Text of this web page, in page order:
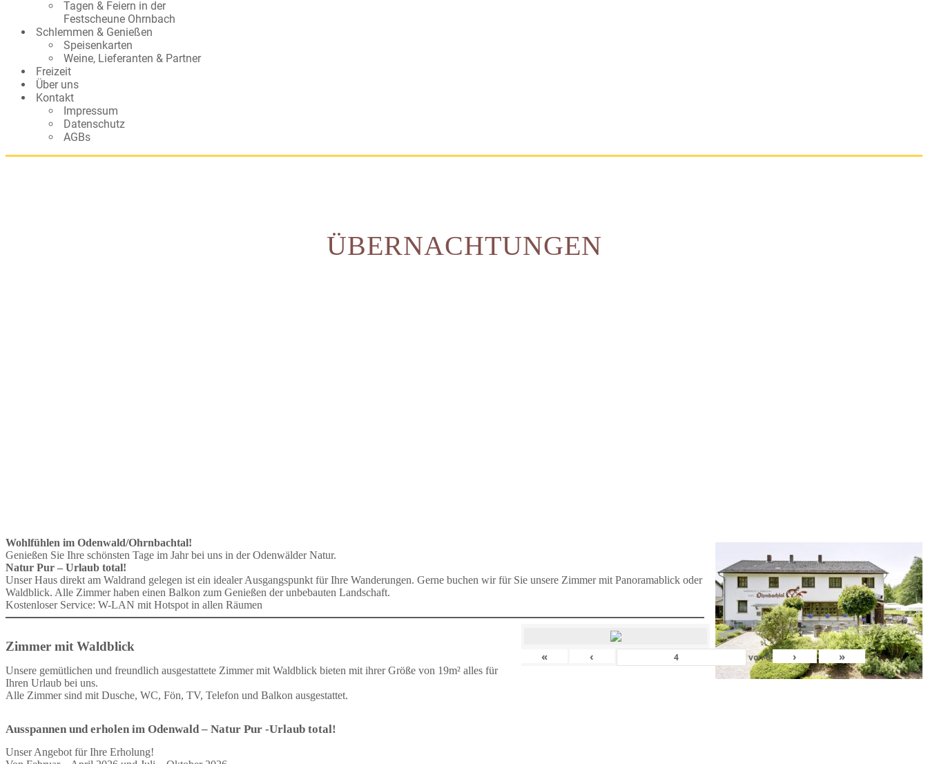
Tagen & Feiern in der
Festscheune Ohrnbach
Schlemmen & Genießen
Speisenkarten
Weine, Lieferanten & Partner
Freizeit
Über uns
Kontakt
Impressum
Datenschutz
AGBs
ÜBERNACHTUNGEN
Wohlfühlen im Odenwald/Ohrnbachtal!
Genießen Sie Ihre schönsten Tage im Jahr bei uns in der Odenwälder Natur.
Natur Pur – Urlaub total!
Unser Haus direkt am Waldrand gelegen ist ein idealer Ausgangspunkt für Ihre Wanderungen. Gerne buchen wir für Sie unsere Zimmer mit Panoramablick oder
Waldblick. Alle Zimmer haben einen Balkon zum Genießen der unbebauten Landschaft.
Kostenloser Service: W-LAN mit Hotspot in allen Räumen
« ‹ von6 › »
Zimmer mit Waldblick
Unsere gemütlichen und freundlich ausgestattete Zimmer mit Waldblick bieten mit ihrer Größe von 19m² alles für
Ihren Urlaub bei uns.
Alle Zimmer sind mit Dusche, WC, Fön, TV, Telefon und Balkon ausgestattet.
Ausspannen und erholen im Odenwald – Natur Pur -Urlaub total!
Unser Angebot für Ihre Erholung!